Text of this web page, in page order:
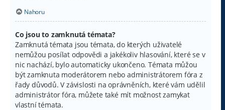
Nahoru
Co jsou to zamknutá témata?
Zamknutá témata jsou témata, do kterých uživatelé
nemůžou posílat odpovědi a jakékoliv hlasování, které se v
nic nachází, bylo automaticky ukončeno. Témata můžou
být zamknuta moderátorem nebo administrátorem fóra z
řady důvodů. V závislosti na oprávněních, které vám udělil
administrátor fóra, můžete také mít možnost zamykat
vlastní témata.